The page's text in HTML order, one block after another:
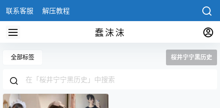
联系客服 解压教程
蠢沫沫
全部标签 桜井宁宁黑历史